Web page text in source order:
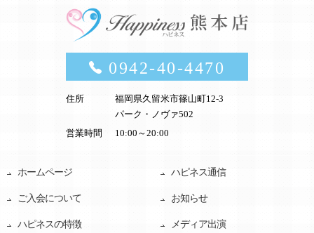
0942-40-4470
住所
福岡県久留米市篠山町12-3
パーク・ノヴァ502
営業時間
10:00～20:00
ホームページ
ご入会について
ハピネスの特徴
ハピネス通信
お知らせ
メディア出演